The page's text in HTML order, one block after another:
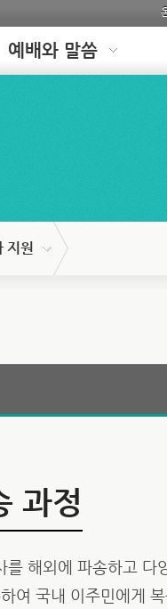
예배와 말씀
지원
과정
해외에 파송하고 다
여 국내 이주민에게 복